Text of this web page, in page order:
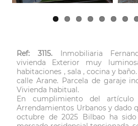
Ref: 3115. Inmobiliaria
vivienda Exterior muy
habitaciones , sala , cocina y
calle Arane. Parcela de garaje
Vivienda habitual.
En cumplimiento del
Arrendamientos Urbanos y dado
octubre de 2025 Bilbao ha